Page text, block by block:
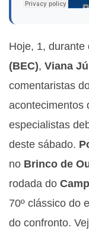
Hoje, 1, durante
(BEC), Viana
comentaristas
acontecimentos
especialistas
deste sábado.
no Brinco de
rodada do
70º clássico do
do confronto.